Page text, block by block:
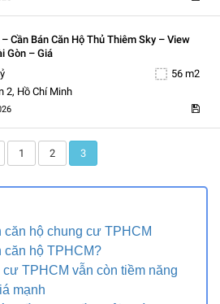
Cần Bán Căn Hộ Thủ Thiêm Sky – View
Gòn – Giá
56 m2
Quận 2, Hồ Chí Minh
1 2 3
hộ chung cư TPHCM
căn hộ TPHCM?
TPHCM vẫn còn tiềm năng
mạnh